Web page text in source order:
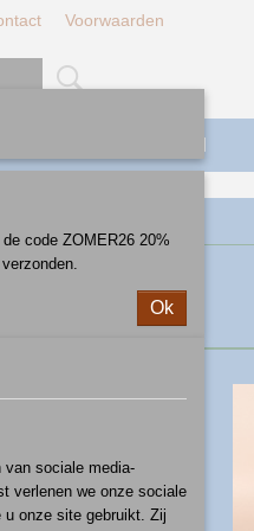
Voorwaarden
DIVERSEN
code ZOMER26 20%
Ok
van sociale media-
verlenen we onze sociale
u onze site gebruikt. Zij